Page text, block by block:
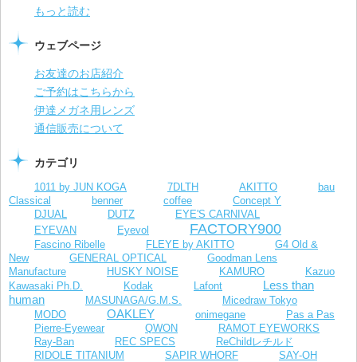
もっと読む
ウェブページ
お友達のお店紹介
ご予約はこちらから
伊達メガネ用レンズ
通信販売について
カテゴリ
1011 by JUN KOGA 7DLTH AKITTO
bau
Classical
benner coffee Concept Y
DJUAL DUTZ
EYE'S CARNIVAL
EYEVAN
Eyevol FACTORY900
Fascino Ribelle FLEYE by AKITTO
G4 Old &
New
GENERAL OPTICAL
Goodman Lens
Manufacture
HUSKY NOISE KAMURO
Kazuo
Kawasaki Ph.D.
Kodak Lafont
Less than
human
MASUNAGA/G.M.S.
Micedraw Tokyo
MODO
OAKLEY onimegane
Pas a Pas
Pierre-Eyewear
QWON
RAMOT EYEWORKS
Ray-Ban
REC SPECS
ReChildレチルド
RIDOLE TITANIUM
SAPIR WHORF
SAY-OH